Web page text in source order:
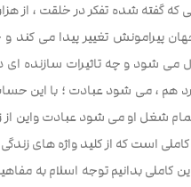
گفته شده تفکر در خلقت ، از
پیرامونش تغییر پیدا می
شود و چه تاثیرات سازنده ای
هم ، می شود عبادت ؛ با این
شغل او می شود عبادت واین
است که از کلید واژه های
کاملی بدانیم توجه اسلام به